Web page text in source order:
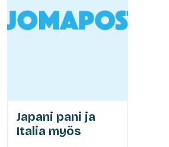
Japani pani ja
Italia myös